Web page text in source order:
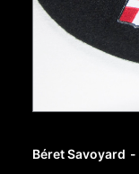
Béret Savoyard